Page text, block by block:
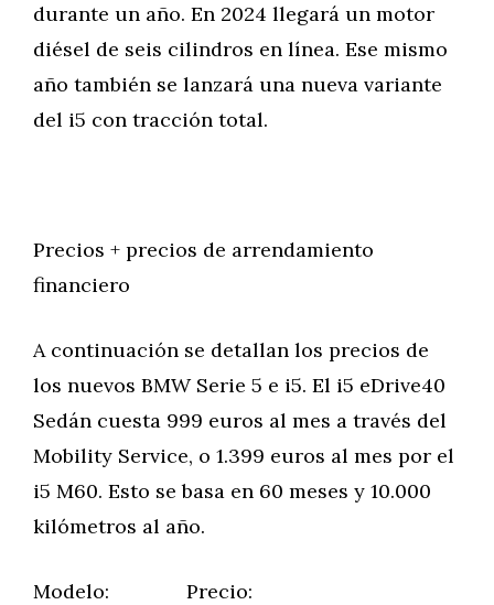
durante un año. En 2024 llegará un motor
diésel de seis cilindros en línea. Ese mismo
año también se lanzará una nueva variante
del i5 con tracción total.
Precios + precios de arrendamiento
financiero
A continuación se detallan los precios de
los nuevos BMW Serie 5 e i5. El i5 eDrive40
Sedán cuesta 999 euros al mes a través del
Mobility Service, o 1.399 euros al mes por el
i5 M60. Esto se basa en 60 meses y 10.000
kilómetros al año.
Modelo: Precio: